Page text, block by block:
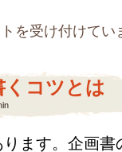
を受け付けてい
コツとは
ます。企画